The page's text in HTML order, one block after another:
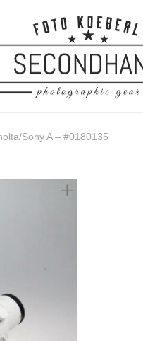
Sony A – #0180135